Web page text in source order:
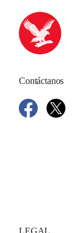
Contáctanos
LEGAL